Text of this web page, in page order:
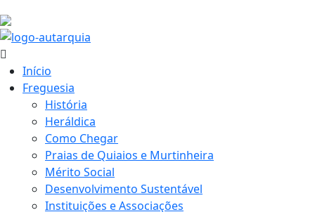
Início
Freguesia
História
Heráldica
Como Chegar
Praias de Quiaios e Murtinheira
Mérito Social
Desenvolvimento Sustentável
Instituições e Associações